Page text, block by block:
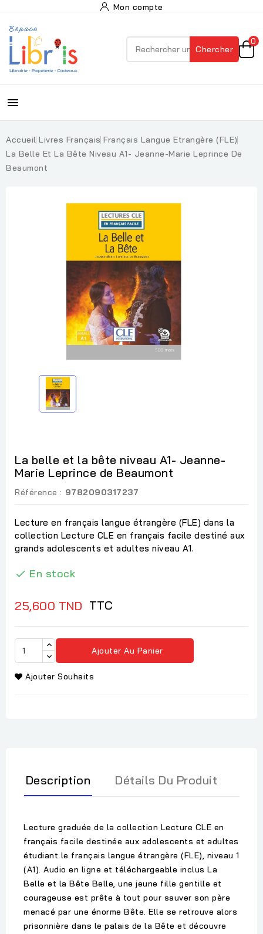
Mon compte
Chercher
0

Accueil Livres Français Français Langue Etrangère (FLE)
La Belle Et La Bête Niveau A1- Jeanne-Marie Leprince De
Beaumont
La belle et la bête niveau A1- Jeanne-
Marie Leprince de Beaumont
Référence : 9782090317237
Lecture en français langue étrangère (FLE) dans la
collection Lecture CLE en français facile destiné aux
grands adolescents et adultes niveau A1.
 En stock
25,600 TND TTC
Ajouter Au Panier
Ajouter Souhaits
Description Détails Du Produit
Lecture graduée de la collection Lecture CLE en
français facile destinée aux adolescents et adultes
étudiant le français langue étrangère (FLE), niveau 1
(A1). Audio en ligne et téléchargeable inclus La
Belle et la Bête Belle, une jeune fille gentille et
courageuse est prête à tout pour sauver son père
menacé par une énorme Bête. Elle se retrouve alors
prisonnière dans le palais de la Bête et découvre